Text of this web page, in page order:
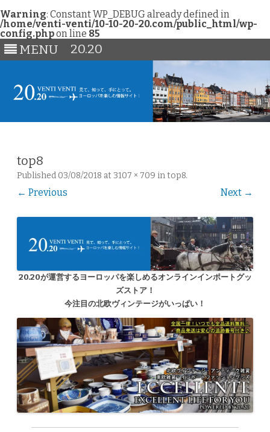
Warning: Constant WP_DEBUG already defined in
/home/venti-venti/10-10-20-20.com/public_html/wp-
config.phpon line 85
MENU 20.20
top8
Published 03/08/2018 at 3107 × 709 intop8.
← Previous Next →
20.20が運営するヨーロッパを楽しめるオンラインインポートグッ
ズストア！
今注目の北欧ヴィンテージがいっぱい！